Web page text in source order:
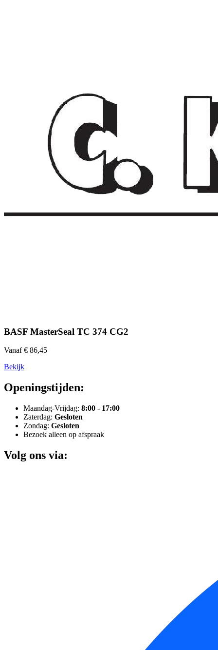
BASF MasterSeal TC 374 CG2
Vanaf € 86,45
Bekijk
Openingstijden:
Maandag-Vrijdag: 8:00 - 17:00
Zaterdag: Gesloten
Zondag: Gesloten
Bezoek alleen op afspraak
Volg ons via: